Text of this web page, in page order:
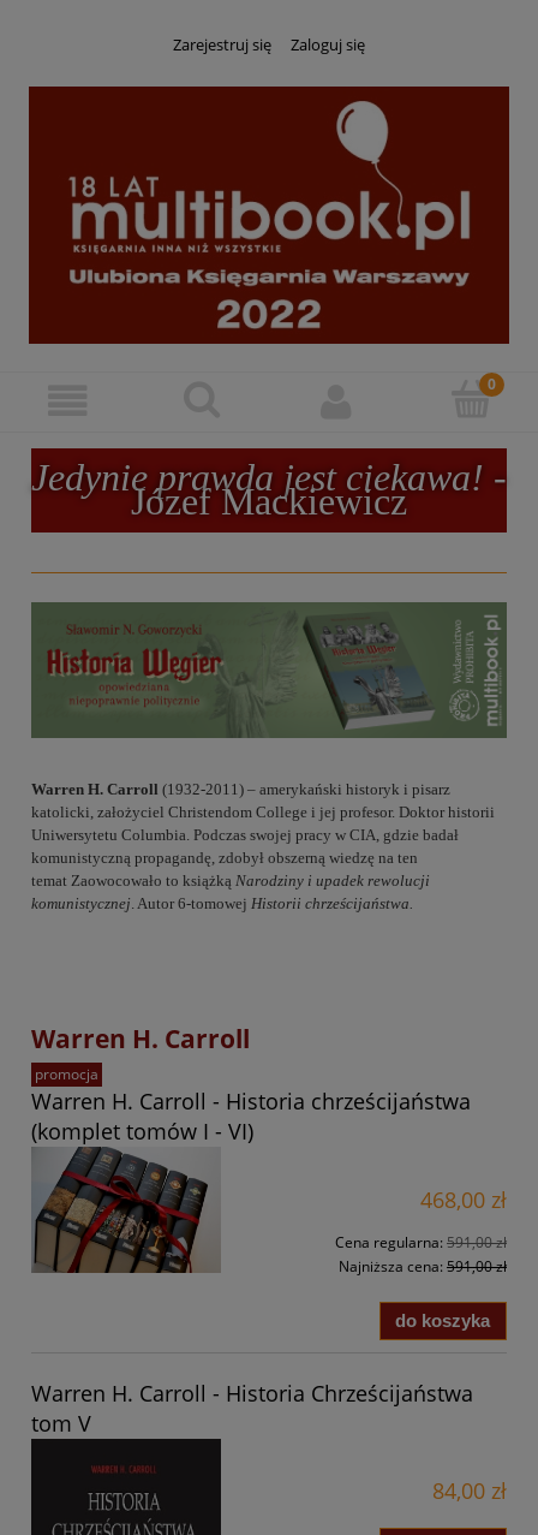
Zarejestruj się Zaloguj się
Jedynie prawda jest ciekawa! -
Józef Mackiewicz
Warren H. Carroll (1932-2011) – amerykański historyk i pisarz
katolicki, założyciel Christendom College i jej profesor. Doktor historii
Uniwersytetu Columbia. Podczas swojej pracy w CIA, gdzie badał
komunistyczną propagandę, zdobył obszerną wiedzę na ten
temat Zaowocowało to książką Narodziny i upadek rewolucji
komunistycznej . Autor 6-tomowej Historii chrześcijaństwa.
Warren H. Carroll
Warren H. Carroll - Historia chrześcijaństwa
(komplet tomów I - VI)
468,00 zł
Cena regularna: 591,00 zł
Najniższa cena: 591,00 zł
do koszyka
promocja
Warren H. Carroll - Historia Chrześcijaństwa
tom V
84,00 zł